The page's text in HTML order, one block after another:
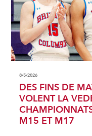
8/5/2026
DES FINS DE
VOLENT LA
M15 ET M17